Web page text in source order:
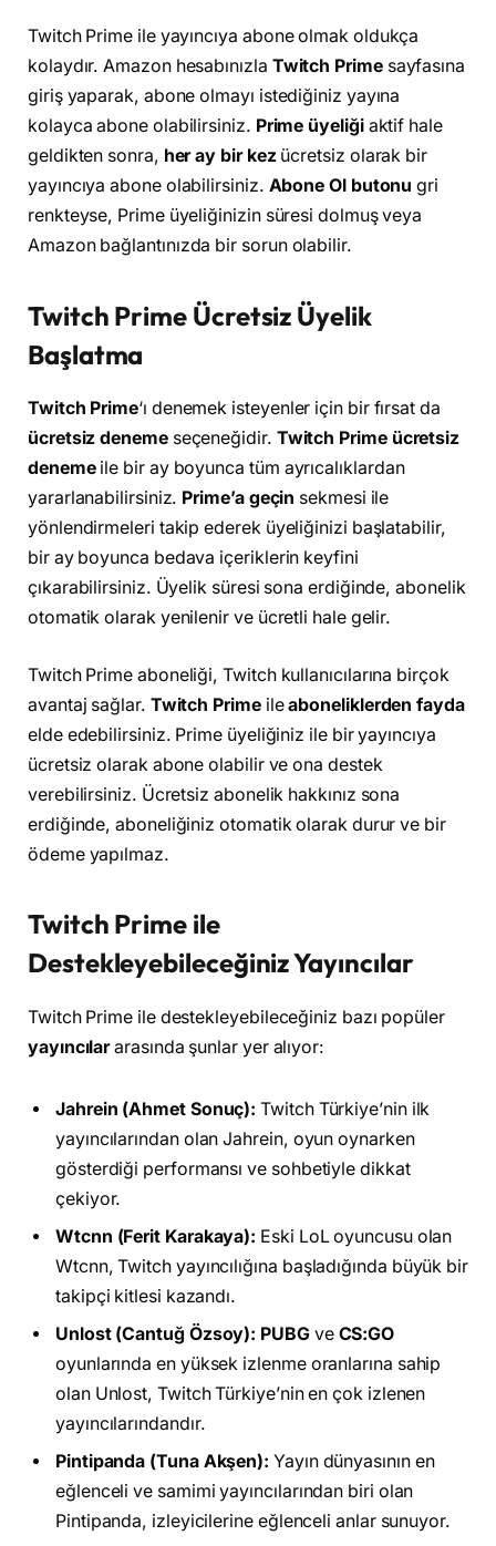
Twitch Prime ile yayıncıya abone olmak oldukça
kolaydır. Amazon hesabınızla Twitch Primesayfasına
giriş yaparak, abone olmayı istediğiniz yayına
kolayca abone olabilirsiniz. Prime üyeliğiaktif hale
geldikten sonra, her ay bir kezücretsiz olarak bir
yayıncıya abone olabilirsiniz. Abone Ol butonu gri
renkteyse, Prime üyeliğinizin süresi dolmuş veya
Amazon bağlantınızda bir sorun olabilir.
Twitch Prime Ücretsiz Üyelik
Başlatma
Twitch Prime‘ı denemek isteyenler için bir fırsat da
ücretsiz denemeseçeneğidir. Twitch Prime ücretsiz
denemeile bir ay boyunca tüm ayrıcalıklardan
yararlanabilirsiniz. Prime’a geçin sekmesi ile
yönlendirmeleri takip ederek üyeliğinizi başlatabilir,
bir ay boyunca bedava içeriklerin keyfini
çıkarabilirsiniz. Üyelik süresi sona erdiğinde, abonelik
otomatik olarak yenilenir ve ücretli hale gelir.
Twitch Prime aboneliği, Twitch kullanıcılarına birçok
avantaj sağlar. Twitch Primeileaboneliklerden fayda
elde edebilirsiniz. Prime üyeliğiniz ile bir yayıncıya
ücretsiz olarak abone olabilir ve ona destek
verebilirsiniz. Ücretsiz abonelik hakkınız sona
erdiğinde, aboneliğiniz otomatik olarak durur ve bir
ödeme yapılmaz.
Twitch Prime ile
Destekleyebileceğiniz Yayıncılar
Twitch Prime ile destekleyebileceğiniz bazı popüler
yayıncılararasında şunlar yer alıyor:
Jahrein (Ahmet Sonuç): Twitch Türkiye’nin ilk
yayıncılarından olan Jahrein, oyun oynarken
gösterdiği performansı ve sohbetiyle dikkat
çekiyor.
Wtcnn (Ferit Karakaya): Eski LoL oyuncusu olan
Wtcnn, Twitch yayıncılığına başladığında büyük bir
takipçi kitlesi kazandı.
Unlost (Cantuğ Özsoy): PUBGve CS:GO
oyunlarında en yüksek izlenme oranlarına sahip
olan Unlost, Twitch Türkiye’nin en çok izlenen
yayıncılarındandır.
Pintipanda (Tuna Akşen): Yayın dünyasının en
eğlenceli ve samimi yayıncılarından biri olan
Pintipanda, izleyicilerine eğlenceli anlar sunuyor.